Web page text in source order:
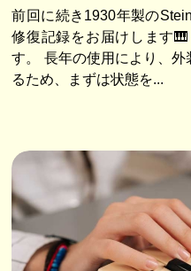
前回に続き1930年製の
修復記録をお届けします
す。 長年の使用により、
るため、まずは状態を...